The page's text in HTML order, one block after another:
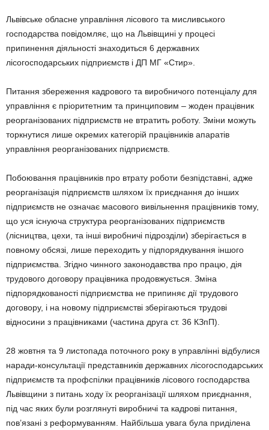
Львівське обласне управління лісового та мисливського
господарства повідомляє, що на Львівщині у процесі
припинення діяльності знаходиться 6 державних
лісогосподарських підприємств і ДП МГ «Стир».
Питання збереження кадрового та виробничого потенціалу для
управління є пріоритетним та принциповим – жоден працівник
реорганізованих підприємств не втратить роботу. Зміни можуть
торкнутися лише окремих категорій працівників апаратів
управління реорганізованих підприємств.
Побоювання працівників про втрату роботи безпідставні, адже
реорганізація підприємств шляхом їх приєднання до інших
підприємств не означає масового вивільнення працівників тому,
що уся існуюча структура реорганізованих підприємств
(лісництва, цехи, та інші виробничі підрозділи) зберігається в
повному обсязі, лише переходить у підпорядкування іншого
підприємства. Згідно чинного законодавства про працю, дія
трудового договору працівника продовжується. Зміна
підпорядкованості підприємства не припиняє дії трудового
договору, і на новому підприємстві зберігаються трудові
відносини з працівниками (частина друга ст. 36 КЗпП).
28 жовтня та 9 листопада поточного року в управлінні відбулися
наради-консультації представників державних лісогосподарських
підприємств та профспілки працівників лісового господарства
Львівщини з питань ходу їх реорганізації шляхом приєднання,
під час яких були розглянуті виробничі та кадрові питання,
пов’язані з реформуванням. Найбільша увага була приділена